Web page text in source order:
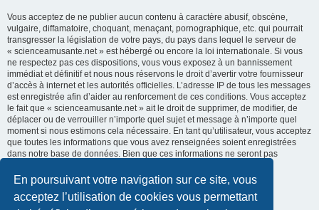
En poursuivant votre navigation sur ce site, vous
acceptez l’utilisation de cookies vous permettant
Vous acceptez de ne publier aucun contenu à caractère abusif, obscène,
vulgaire, diffamatoire, choquant, menaçant, pornographique, etc. qui pourrait
transgresser la législation de votre pays, du pays dans lequel le serveur de
« scienceamusante.net » est hébergé ou encore la loi internationale. Si vous
ne respectez pas ces dispositions, vous vous exposez à un bannissement
immédiat et définitif et nous nous réservons le droit d’avertir votre fournisseur
d’accès à internet et les autorités officielles. L’adresse IP de tous les messages
est enregistrée afin d’aider au renforcement de ces conditions. Vous acceptez
le fait que « scienceamusante.net » ait le droit de supprimer, de modifier, de
déplacer ou de verrouiller n’importe quel sujet et message à n’importe quel
moment si nous estimons cela nécessaire. En tant qu’utilisateur, vous acceptez
que toutes les informations que vous avez renseignées soient enregistrées
dans notre base de données. Bien que ces informations ne seront pas
« scienceamusante.net », ni phpBB, ne pourront être tenus comme
responsables en cas de tentative de piratage informatique visant à
compromettre vos données.